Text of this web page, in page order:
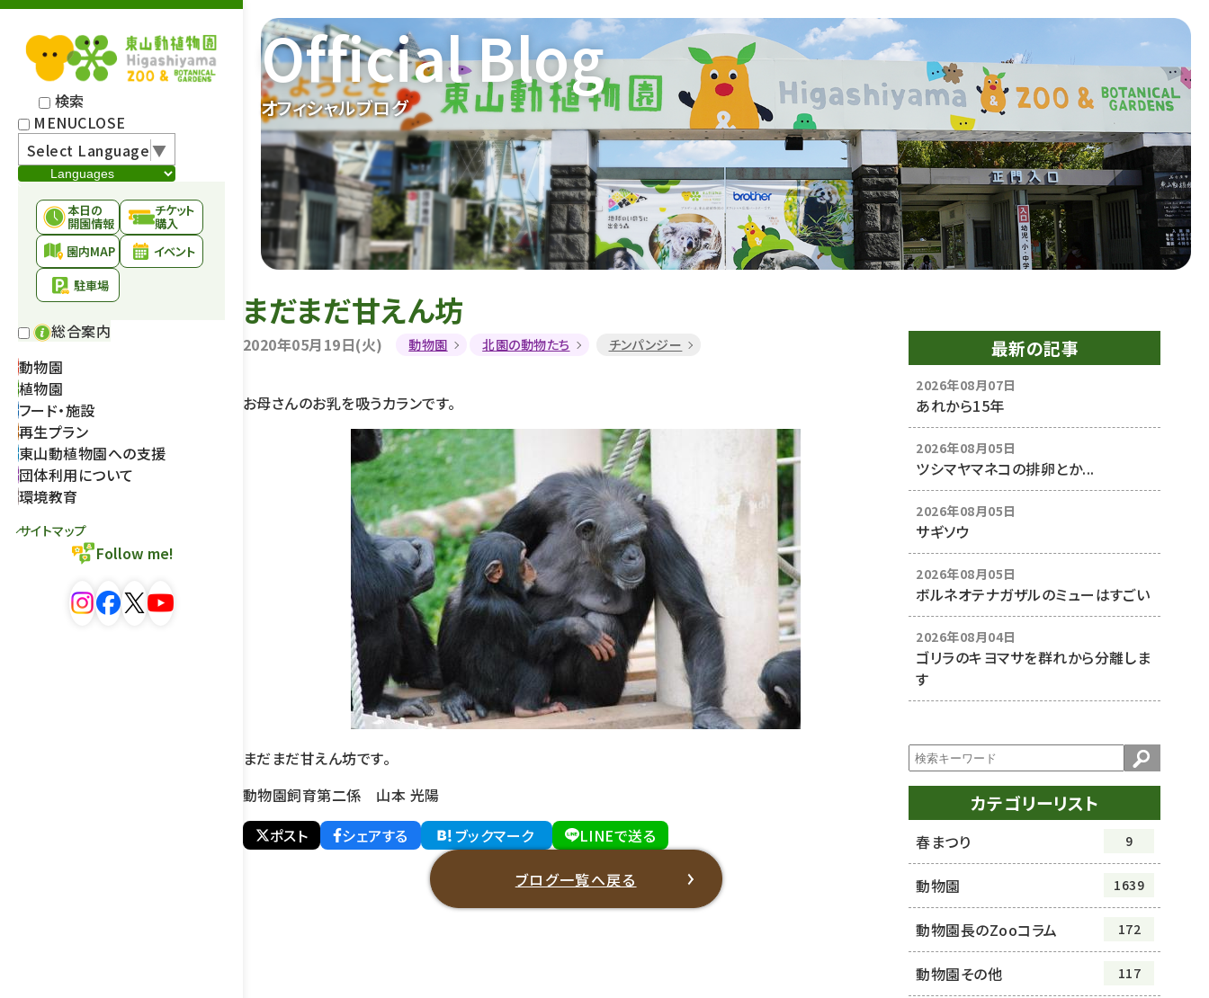
検索
MENUCLOSE
Select Language▼
本日の
開園情報
チケット
購入
園内MAP
イベント
駐車場
総合案内
動物園
植物園
フード・施設
再生プラン
東山動植物園への支援
団体利用について
環境教育
サイトマップ
Follow me!
オフィシャルブログ
Official Blog
まだまだ甘えん坊
2020年05月19日(火) 動物園 北園の動物たち チンパンジー
お母さんのお乳を吸うカランです。
まだまだ甘えん坊です。
動物園飼育第二係 山本 光陽
ポスト
シェアする ブックマーク LINEで送る
ブログ一覧へ戻る
最新の記事
2026年08月07日
あれから15年
2026年08月05日
ツシマヤマネコの排卵とか...
2026年08月05日
サギソウ
2026年08月05日
ボルネオテナガザルのミューはすごい
2026年08月04日
ゴリラのキヨマサを群れから分離しま
す
カテゴリーリスト
春まつり 9
動物園 1639
動物園長のZooコラム 172
動物園その他 117